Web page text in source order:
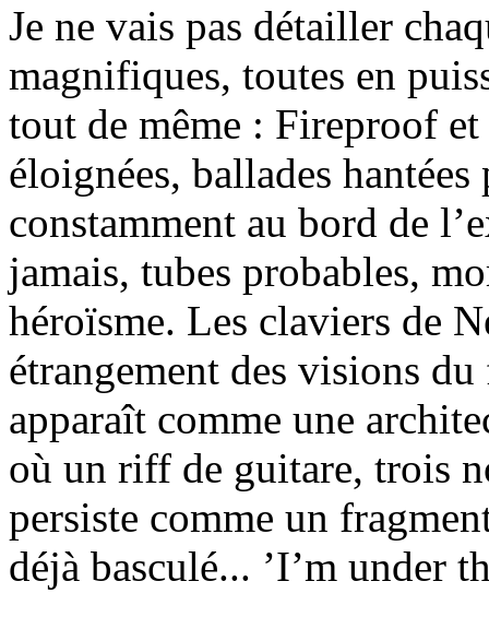
Je ne vais pas détailler
magnifiques, toutes en
tout de même : Fireproof
éloignées, ballades
constamment au bord de
jamais, tubes probables,
héroïsme. Les claviers de
étrangement des visions
apparaît comme une
où un riff de guitare, trois
persiste comme un
déjà basculé... ’I’m under